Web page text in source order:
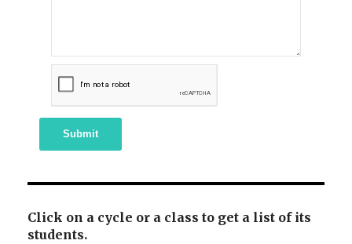
Submit
Click on a cycle or a class to get a list of its
students.